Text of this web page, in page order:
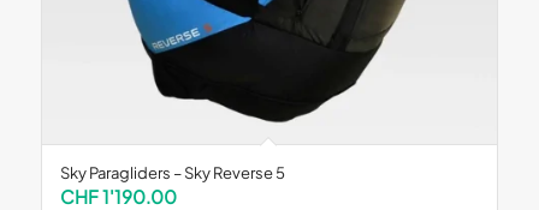
Sky Paragliders – Sky Reverse 5
CHF1'190.00